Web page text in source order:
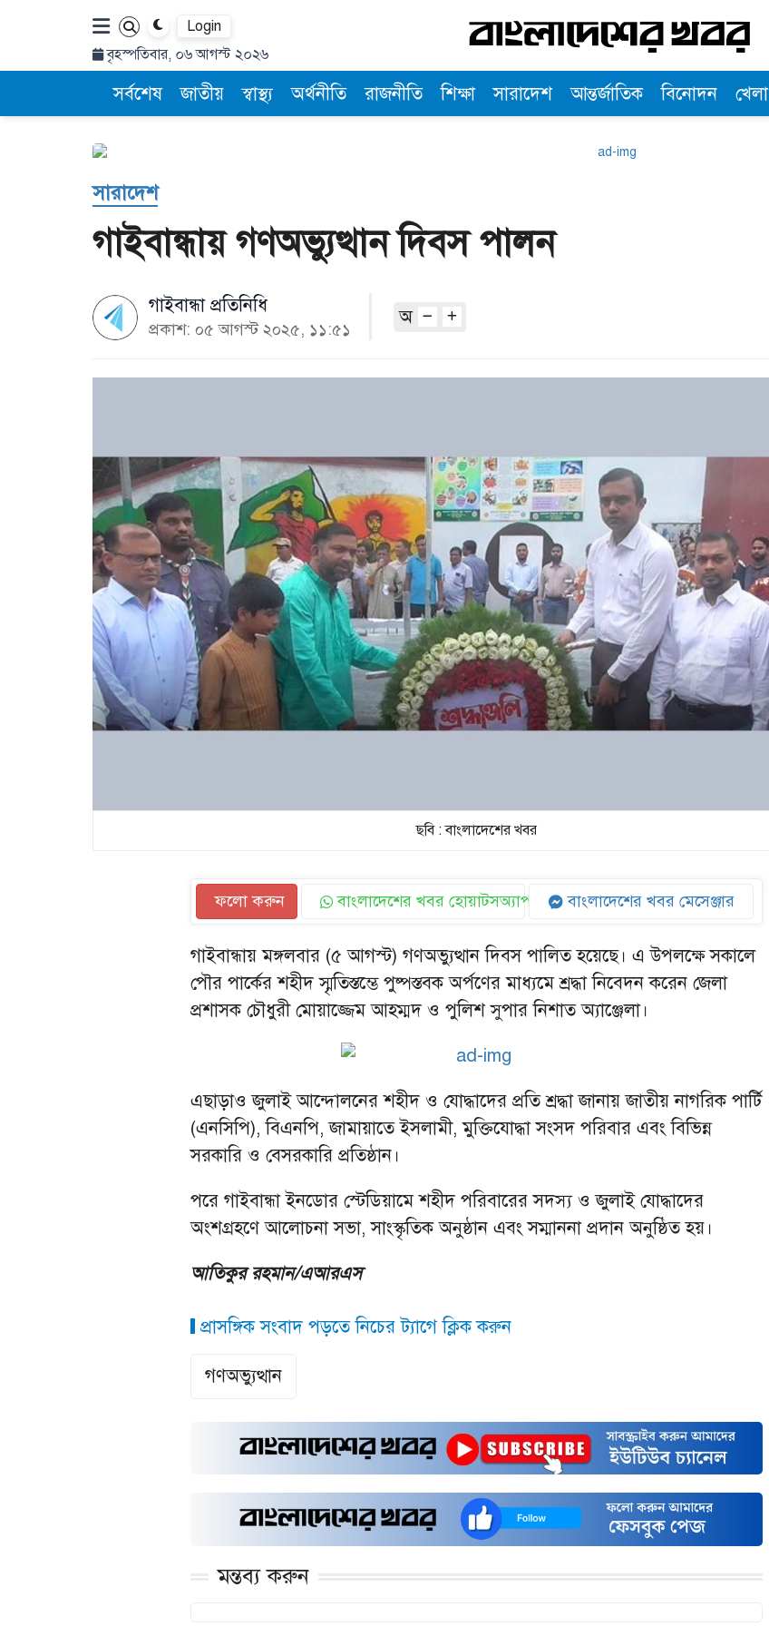
Login
বৃহস্পতিবার, ০৬ আগস্ট ২০২৬
সর্বশেষ জাতীয় স্বাস্থ্য অর্থনীতি রাজনীতি শিক্ষা সারাদেশ আন্তর্জাতিক বিনোদন খেলা
সারাদেশ
গাইবান্ধায় গণঅভ্যুত্থান দিবস পালন
গাইবান্ধা প্রতিনিধি
প্রকাশ: ০৫ আগস্ট ২০২৫, ১১:৫১
অ
ছবি : বাংলাদেশের খবর
ফলো করুন বাংলাদেশের খবর হোয়াটসঅ্যাপ বাংলাদেশের খবর মেসেঞ্জার
গাইবান্ধায় মঙ্গলবার (৫ আগস্ট) গণঅভ্যুত্থান দিবস পালিত হয়েছে। এ উপলক্ষে সকালে
পৌর পার্কের শহীদ স্মৃতিস্তম্ভে পুষ্পস্তবক অর্পণের মাধ্যমে শ্রদ্ধা নিবেদন করেন জেলা
প্রশাসক চৌধুরী মোয়াজ্জেম আহম্মদ ও পুলিশ সুপার নিশাত অ্যাঞ্জেলা।
এছাড়াও জুলাই আন্দোলনের শহীদ ও যোদ্ধাদের প্রতি শ্রদ্ধা জানায় জাতীয় নাগরিক পার্টি
(এনসিপি), বিএনপি, জামায়াতে ইসলামী, মুক্তিযোদ্ধা সংসদ পরিবার এবং বিভিন্ন
সরকারি ও বেসরকারি প্রতিষ্ঠান।
পরে গাইবান্ধা ইনডোর স্টেডিয়ামে শহীদ পরিবারের সদস্য ও জুলাই যোদ্ধাদের
অংশগ্রহণে আলোচনা সভা, সাংস্কৃতিক অনুষ্ঠান এবং সম্মাননা প্রদান অনুষ্ঠিত হয়।
আতিকুর রহমান/এআরএস
প্রাসঙ্গিক সংবাদ পড়তে নিচের ট্যাগে ক্লিক করুন
গণঅভ্যুত্থান
মন্তব্য করুন